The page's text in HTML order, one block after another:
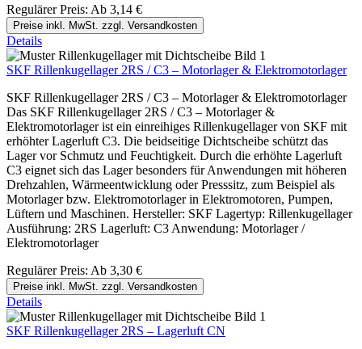
Regulärer Preis: Ab 3,14 €
Preise inkl. MwSt. zzgl. Versandkosten
Details
SKF Rillenkugellager 2RS / C3 – Motorlager & Elektromotorlager
SKF Rillenkugellager 2RS / C3 – Motorlager & Elektromotorlager
Das SKF Rillenkugellager 2RS / C3 – Motorlager &
Elektromotorlager ist ein einreihiges Rillenkugellager von SKF mit
erhöhter Lagerluft C3. Die beidseitige Dichtscheibe schützt das
Lager vor Schmutz und Feuchtigkeit. Durch die erhöhte Lagerluft
C3 eignet sich das Lager besonders für Anwendungen mit höheren
Drehzahlen, Wärmeentwicklung oder Presssitz, zum Beispiel als
Motorlager bzw. Elektromotorlager in Elektromotoren, Pumpen,
Lüftern und Maschinen. Hersteller: SKF Lagertyp: Rillenkugellager
Ausführung: 2RS Lagerluft: C3 Anwendung: Motorlager /
Elektromotorlager
Regulärer Preis: Ab 3,30 €
Preise inkl. MwSt. zzgl. Versandkosten
Details
SKF Rillenkugellager 2RS – Lagerluft CN